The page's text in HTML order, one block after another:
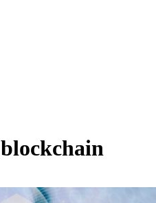
blockchain